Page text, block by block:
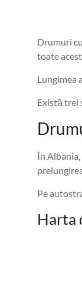
Drumuri
toate
Lungimea
Există trei
În
Pe
Harta